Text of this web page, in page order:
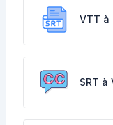
VTT à
SRT à